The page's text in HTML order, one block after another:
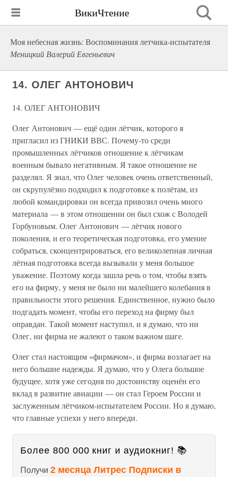
ВикиЧтение
Моя небесная жизнь: Воспоминания летчика-испытателя
Меницкий Валерий Евгеньевич
14. ОЛЕГ АНТОНОВИЧ
14. ОЛЕГ АНТОНОВИЧ
Олег Антонович — ещё один лётчик, которого я
пригласил из ГНИКИ ВВС. Почему-то среди
промышленных лётчиков отношение к лётчикам
военным бывало негативным. Я такое отношение не
разделял. Я знал, что Олег человек очень ответственный,
он скрупулёзно подходил к подготовке к полётам, из
любой командировки он всегда привозил очень много
материала — в этом отношении он был схож с Володей
Горбуновым. Олег Антонович — лётчик нового
поколения, и его теоретическая подготовка, его умение
собраться, сконцентрироваться, его великолепная личная
лётная подготовка всегда вызывали у меня большое
уважение. Поэтому когда зашла речь о том, чтобы взять
его на фирму, у меня не было ни малейшего колебания в
правильности этого решения. Единственное, нужно было
подгадать момент, чтобы его переход на фирму был
оправдан. Такой момент наступил, и я думаю, что ни
Олег, ни фирма не жалеют о таком важном шаге.
Олег стал настоящим «фирмачом», и фирма возлагает на
него большие надежды. Я думаю, что у Олега большое
будущее, хотя уже сегодня по достоинству оценён его
вклад в развитие авиации — он стал Героем России и
заслуженным лётчиком-испытателем России. Но я думаю,
что главные успехи у него впереди.
Более 800 000 книг и аудиокниг! 📚
Получи 2 месяца Литрес Подписки в